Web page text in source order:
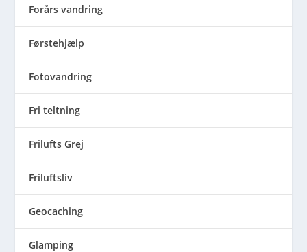
Forårs vandring
Førstehjælp
Fotovandring
Fri teltning
Frilufts Grej
Friluftsliv
Geocaching
Glamping